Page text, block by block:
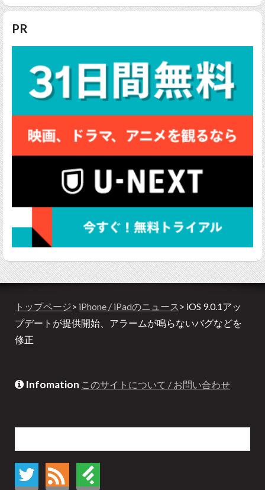
PR
トップページ> iPhone / iPadのニュース > iOS 9.0.1アッ
プデートが提供開始、アラームが鳴らないバグなどを
修正
Infomation このサイトについて / お問い合わせ